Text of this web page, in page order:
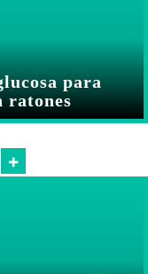
para
ratones